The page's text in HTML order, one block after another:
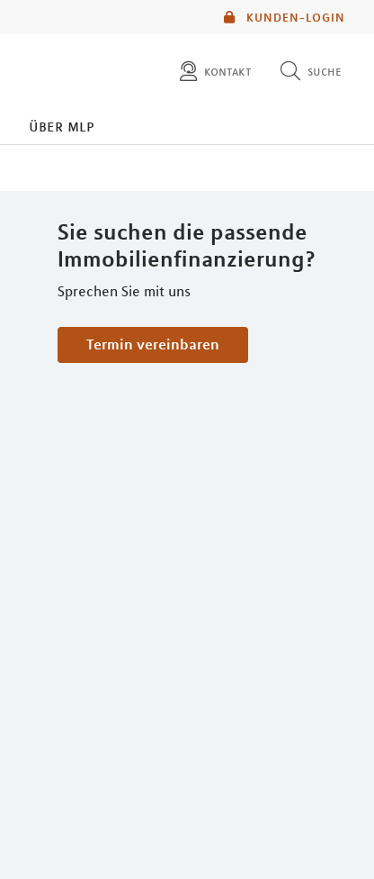
KUNDEN-LOGIN
kontakt suche
über mlp
Sie suchen die passende
Immobilienfinanzierung?
Sprechen Sie mit uns
Termin vereinbaren